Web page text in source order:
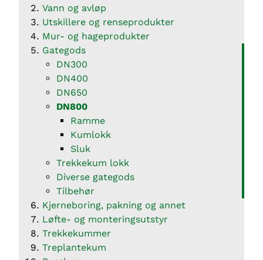
Vann og avløp
Utskillere og renseprodukter
Mur- og hageprodukter
Gategods
DN300
DN400
DN650
DN800
Ramme
Kumlokk
Sluk
Trekkekum lokk
Diverse gategods
Tilbehør
Kjerneboring, pakning og annet
Løfte- og monteringsutstyr
Trekkekummer
Treplantekum